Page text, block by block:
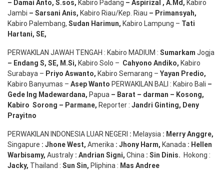
– Damai Anto, S.sos, Kabiro Padang – Aspirizal , A.Md , Kabiro
Jambi – Sarsani Anis, Kabiro Riau/Kep. Riau – Primansyah,
Kabiro Palembang, Sudan Harimun, Kabiro Lampung – Tati
Hartani, SE,
PERWAKILAN JAWAH TENGAH : Kabiro MADIUM : Sumarkam Jogja
– Endang S, SE, M.Si, Kabiro Solo – Cahyono Andiko, Kabiro
Surabaya – Priyo Aswanto, Kabiro Semarang – Yayan Predio,
Kabiro Banyumas – AsepWanto PERWAKILAN BALI : Kabiro Bali –
Gede Ing Madewardana, Papua – Barat – darman – Kosong,
Kabiro Sorong – Parmane, Reporter : Jandri Ginting, Deny
Prayitno
PERWAKILAN INDONESIA LUAR NEGERI : Melaysia : MerryAnggre,
Singapure : JhoneWest, Amerika : Jhony Harm, Kanada : Hellen
Warbisamy, Australy : Andrian Signi, China : Sin Dinis. Hokong :
Jacky, Thailand : Sun Sin, Pliphina : Mas Andree